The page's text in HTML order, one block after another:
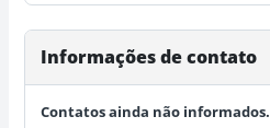
Informações de contato
Contatos ainda não informados.